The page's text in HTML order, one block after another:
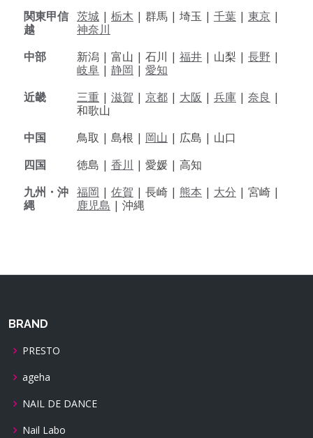
関東甲信
越
茨城 | 栃木 | 群馬 | 埼玉 | 千葉 | 東京 |
神奈川
中部
新潟 | 富山 | 石川 | 福井 | 山梨 | 長野 |
岐阜 | 静岡 | 愛知
近畿
三重 | 滋賀 | 京都 | 大阪 | 兵庫 | 奈良 |
和歌山
中国
鳥取 | 島根 | 岡山 | 広島 | 山口
四国
徳島 | 香川 | 愛媛 | 高知
九州・沖
縄
福岡 | 佐賀 | 長崎 | 熊本 | 大分 | 宮崎 |
鹿児島 | 沖縄
BRAND
PRESTO
ageha
NAIL DE DANCE
Nail Labo